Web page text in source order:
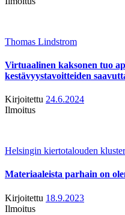
Thomas Lindstrom
Virtuaalinen kaksonen tuo
kestävyystavoitteiden
Kirjoitettu 24.6.2024
Ilmoitus
Helsingin kiertotalouden
Materiaaleista parhain on
Kirjoitettu 18.9.2023
Ilmoitus